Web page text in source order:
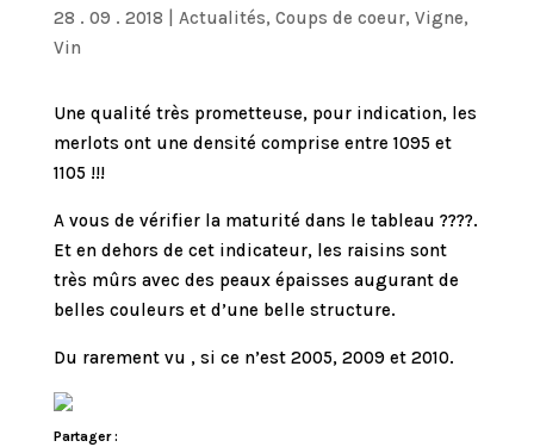
28 . 09 . 2018 Actualités, Coups de coeur, Vigne,
Vin
Une qualité très prometteuse, pour indication, les
merlots ont une densité comprise entre 1095 et
1105 !!!
A vous de vérifier la maturité dans le tableau ????.
Et en dehors de cet indicateur, les raisins sont
très mûrs avec des peaux épaisses augurant de
belles couleurs et d’une belle structure.
Du rarement vu , si ce n’est 2005, 2009 et 2010.
Partager :